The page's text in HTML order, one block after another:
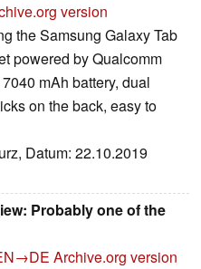
version
the Samsung Galaxy Tab
powered by Qualcomm
mAh battery, dual
on the back, easy to
Datum: 22.10.2019
Probably one of the
Archive.org version